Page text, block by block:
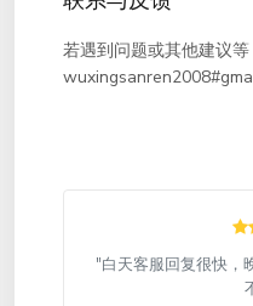
若遇到问题或其他建议
"白天客服回复很快，